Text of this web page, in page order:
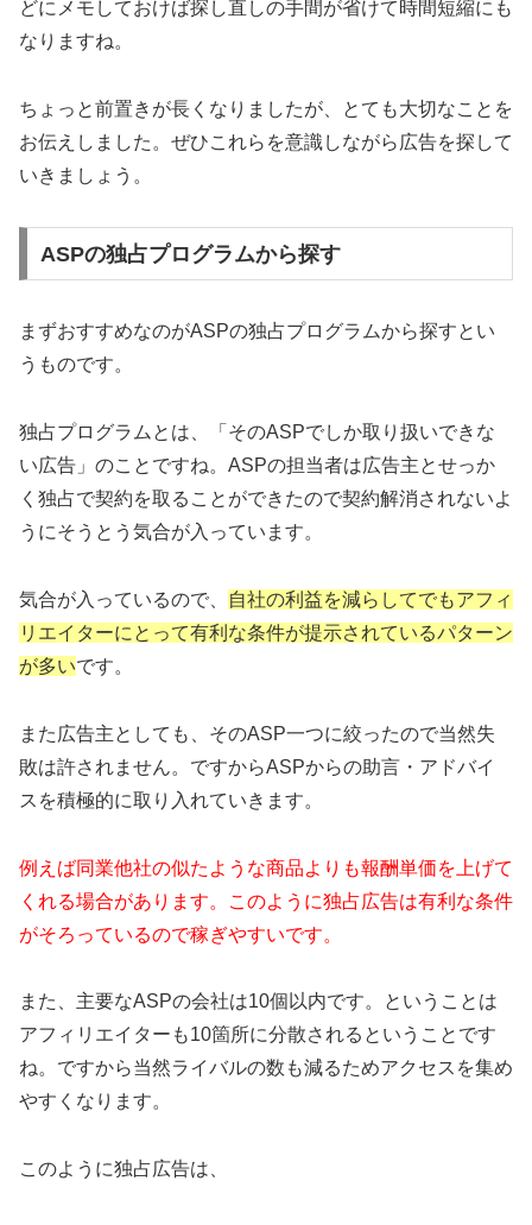
どにメモしておけば探し直しの手間が省けて時間短縮にも
なりますね。
ちょっと前置きが長くなりましたが、とても大切なことを
お伝えしました。ぜひこれらを意識しながら広告を探して
いきましょう。
ASPの独占プログラムから探す
まずおすすめなのがASPの独占プログラムから探すとい
うものです。
独占プログラムとは、「そのASPでしか取り扱いできな
い広告」のことですね。ASPの担当者は広告主とせっか
く独占で契約を取ることができたので契約解消されないよ
うにそうとう気合が入っています。
気合が入っているので、
自社の利益を減らしてでもアフィ
リエイターにとって有利な条件が提示されているパターン
が多いです。
また広告主としても、そのASP一つに絞ったので当然失
敗は許されません。ですからASPからの助言・アドバイ
スを積極的に取り入れていきます。
例えば同業他社の似たような商品よりも報酬単価を上げて
くれる場合があります。このように独占広告は有利な条件
がそろっているので稼ぎやすいです。
また、主要なASPの会社は10個以内です。ということは
アフィリエイターも10箇所に分散されるということです
ね。ですから当然ライバルの数も減るためアクセスを集め
やすくなります。
このように独占広告は、